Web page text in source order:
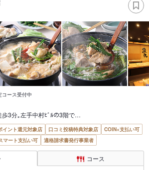
ース受付中
3分｡左手中村ﾋﾞﾙの3階で…
イント還元対象店 口コミ投稿特典対象店
COIN+支払い可
マート支払い可 適格請求書発行事業者
コース